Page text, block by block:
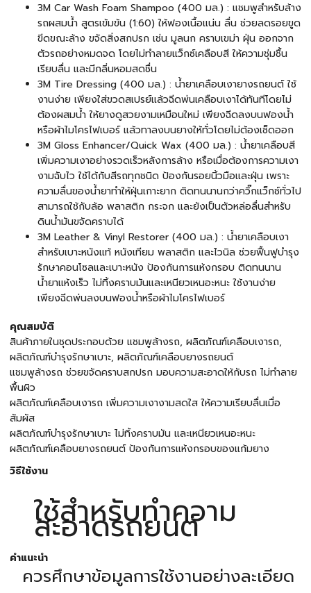
3M Car Wash Foam Shampoo (400 มล.) : แชมพูสำหรับล้าง
รถผสมน้ำ สูตรเข้มข้น (1:60) ให้ฟองเนื้อแน่น ลื่น ช่วยลดรอยขูด
ขีดขณะล้าง ขจัดสิ่งสกปรก เช่น มูลนก คราบเขม่า ฝุ่น ออกจาก
ตัวรถอย่างหมดจด โดยไม่ทำลายแว็กซ์เคลือบสี ให้ความชุ่มชื้น
เรียบลื่น และมีกลิ่นหอมสดชื่น
3M Tire Dressing (400 มล.) : น้ำยาเคลือบเงายางรถยนต์ ใช้
งานง่าย เพียงใส่ขวดสเปรย์แล้วฉีดพ่นเคลือบเงาได้ทันทีโดยไม่
ต้องผสมน้ำ ให้ยางดูสวยงามเหมือนใหม่ เพียงฉีดลงบนฟองน้ำ
หรือผ้าไมโครไฟเบอร์ แล้วทาลงบนยางให้ทั่วโดยไม่ต้องเช็ดออก
3M Gloss Enhancer/Quick Wax (400 มล.) : น้ำยาเคลือบสี
เพิ่มความเงาอย่างรวดเร็วหลังการล้าง หรือเมื่อต้องการความเงา
งามฉับไว ใช้ได้กับสีรถทุกชนิด ป้องกันรอยนิ้วมือและฝุ่น เพราะ
ความลื่นของน้ำยาทำให้ฝุ่นเกาะยาก ติดทนนานกว่าควิ๊กแว็กซ์ทั่วไป
สามารถใช้กับล้อ พลาสติก กระจก และยังเป็นตัวหล่อลื่นสำหรับ
ดินน้ำมันขจัดคราบได้
3M Leather & Vinyl Restorer (400 มล.) : น้ำยาเคลือบเงา
สำหรับเบาะหนังแท้ หนังเทียม พลาสติก และไวนิล ช่วยฟื้นฟูบำรุง
รักษาคอนโซลและเบาะหนัง ป้องกันการแห้งกรอบ ติดทนนาน
น้ำยาแห้งเร็ว ไม่ทิ้งคราบมันและเหนียวเหนอะหนะ ใช้งานง่าย
เพียงฉีดพ่นลงบนฟองน้ำหรือผ้าไมโครไฟเบอร์
คุณสมบัติ
สินค้าภายในชุดประกอบด้วย แชมพูล้างรถ, ผลิตภัณฑ์เคลือบเงารถ,
ผลิตภัณฑ์บำรุงรักษาเบาะ, ผลิตภัณฑ์เคลือบยางรถยนต์
แชมพูล้างรถ ช่วยขจัดคราบสกปรก มอบความสะอาดให้กับรถ ไม่ทำลาย
พื้นผิว
ผลิตภัณฑ์เคลือบเงารถ เพิ่มความเงางามสดใส ให้ความเรียบลื่นเมื่อ
สัมผัส
ผลิตภัณฑ์บำรุงรักษาเบาะ ไม่ทิ้งคราบมัน และเหนียวเหนอะหนะ
ผลิตภัณฑ์เคลือบยางรถยนต์ ป้องกันการแห้งกรอบของแก้มยาง
วิธีใช้งาน
ใช้สำหรับทำความ
สะอาดรถยนต์
คำแนะนำ
ควรศึกษาข้อมูลการใช้งานอย่างละเอียด